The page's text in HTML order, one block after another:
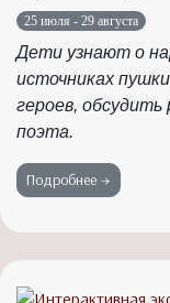
25 июля - 29 августа
Дети узнают о
источниках
героев,
поэта.
Подробнее →